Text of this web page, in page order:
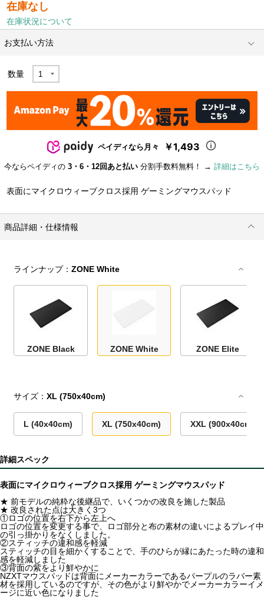
在庫なし
在庫状況について
お支払い方法
数量
ペイディなら月々 ￥1,493
今ならペイディの 3・6・12回あと払い 分割手数料無料！ → 詳細はこちら
表面にマイクロウィーブクロス採用 ゲーミングマウスパッド
商品詳細・仕様情報
ラインナップ：ZONE White
ZONE Black ZONE White ZONE Elite
サイズ：XL (750x40cm)
L (40x40cm) XL (750x40cm) XXL (900x40cm)
詳細スペック
表面にマイクロウィーブクロス採用 ゲーミングマウスパッド
★ 前モデルの純粋な後継品で、いくつかの改良を施した製品
★ 改良された点は大きく3つ
①ロゴの位置を右下から左上へ
ロゴの位置を変更する事で、ロゴ部分と布の素材の違いによるプレイ中
の引っ掛かりをなくしました。
②スティッチの違和感を軽減
スティッチの目を細かくすることで、手のひらが縁にあたった時の違和
感を軽減しました
③背面の紫をより鮮やかに
NZXTマウスパッドは背面にメーカーカラーであるパープルのラバー素
材を採用しているのですが、その色がより鮮やかでメーカーカラーイメ
ージに近い色になりました